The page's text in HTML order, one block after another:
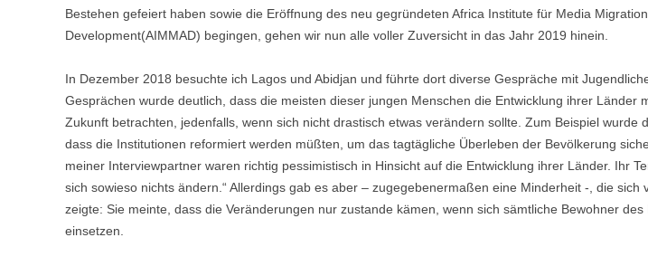
Bestehen gefeiert haben sowie die Eröffnung des neu gegründeten Africa Institute für Media
Development(AIMMAD) begingen, gehen wir nun alle voller Zuversicht in das Jahr 2019 hinein.
In Dezember 2018 besuchte ich Lagos und Abidjan und führte dort diverse Gespräche mit
Gesprächen wurde deutlich, dass die meisten dieser jungen Menschen die Entwicklung ihrer Länder
Zukunft betrachten, jedenfalls, wenn sich nicht drastisch etwas verändern sollte. Zum Beispiel wurde
dass die Institutionen reformiert werden müßten, um das tagtägliche Überleben der Bevölkerung
meiner Interviewpartner waren richtig pessimistisch in Hinsicht auf die Entwicklung ihrer Länder. Ihr
sich sowieso nichts ändern.“ Allerdings gab es aber – zugegebenermaßen eine Minderheit -, die sich
zeigte: Sie meinte, dass die Veränderungen nur zustande kämen, wenn sich sämtliche Bewohner
einsetzen.